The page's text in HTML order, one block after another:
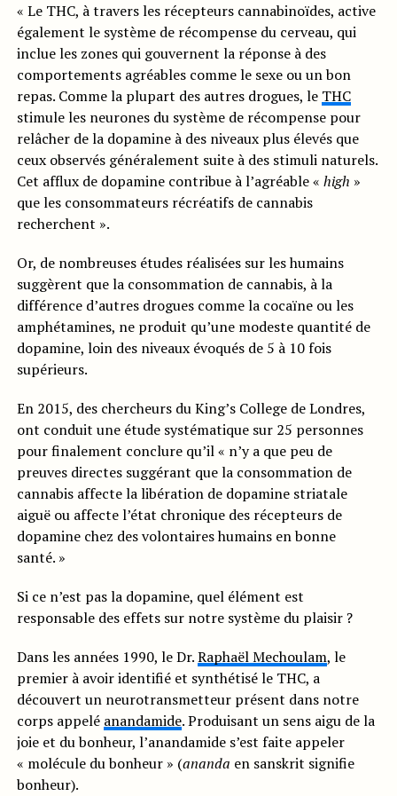
« Le THC, à travers les récepteurs cannabinoïdes, active
également le système de récompense du cerveau, qui
inclue les zones qui gouvernent la réponse à des
comportements agréables comme le sexe ou un bon
repas. Comme la plupart des autres drogues, le THC
stimule les neurones du système de récompense pour
relâcher de la dopamine à des niveaux plus élevés que
ceux observés généralement suite à des stimuli naturels.
Cet afflux de dopamine contribue à l’agréable « high »
que les consommateurs récréatifs de cannabis
recherchent ».
Or, de nombreuses études réalisées sur les humains
suggèrent que la consommation de cannabis, à la
différence d’autres drogues comme la cocaïne ou les
amphétamines, ne produit qu’une modeste quantité de
dopamine, loin des niveaux évoqués de 5 à 10 fois
supérieurs.
En 2015, des chercheurs du King’s College de Londres,
ont conduit une étude systématique sur 25 personnes
pour finalement conclure qu’il « n’y a que peu de
preuves directes suggérant que la consommation de
cannabis affecte la libération de dopamine striatale
aiguë ou affecte l’état chronique des récepteurs de
dopamine chez des volontaires humains en bonne
santé. »
Si ce n’est pas la dopamine, quel élément est
responsable des effets sur notre système du plaisir ?
Dans les années 1990, le Dr.Raphaël Mechoulam, le
premier à avoir identifié et synthétisé le THC, a
découvert un neurotransmetteur présent dans notre
corps appelé anandamide. Produisant un sens aigu de la
joie et du bonheur, l’anandamide s’est faite appeler
« molécule du bonheur » (ananda en sanskrit signifie
bonheur).